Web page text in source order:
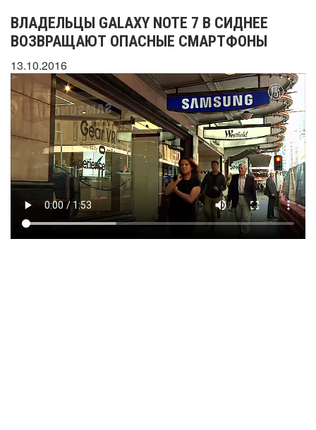
ВЛАДЕЛЬЦЫ GALAXY NOTE 7 В СИДНЕЕ
ВОЗВРАЩАЮТ ОПАСНЫЕ СМАРТФОНЫ
13.10.2016